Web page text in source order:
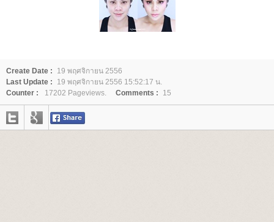
Create Date :
19 พฤศจิกายน 2556
Last Update :
19 พฤศจิกายน 2556 15:52:17 น.
Counter :
17202 Pageviews. Comments : 15